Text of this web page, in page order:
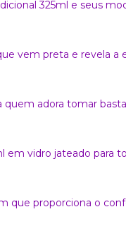
325ml e seus
vem preta e revela a
quem adora tomar
em vidro jateado para
que proporciona o